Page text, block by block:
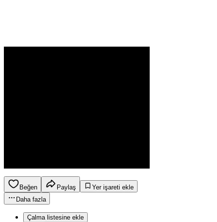
Beğen Paylaş
Yer işareti ekle
Daha fazla
Çalma listesine ekle